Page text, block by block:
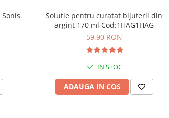
Solutie pentru curatat bijuterii din
argint 170 ml Cod:1HAG1HAG
59,90 RON
IN STOC
ADAUGA IN COS